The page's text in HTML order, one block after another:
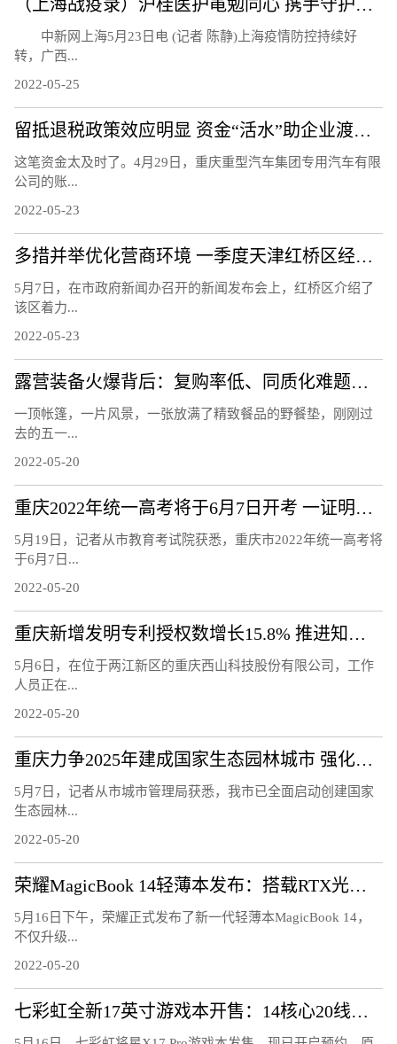
（上海战疫录）沪桂医护黾勉同心 携手守护亚定点医院患者
中新网上海5月23日电 (记者 陈静)上海疫情防控持续好
转，广西...
2022-05-25
留抵退税政策效应明显 资金“活水”助企业渡难关
这笔资金太及时了。4月29日，重庆重型汽车集团专用汽车有限
公司的账...
2022-05-23
多措并举优化营商环境 一季度天津红桥区经济实现平稳增长
5月7日，在市政府新闻办召开的新闻发布会上，红桥区介绍了
该区着力...
2022-05-23
露营装备火爆背后：复购率低、同质化难题待解
一顶帐篷，一片风景，一张放满了精致餐品的野餐垫，刚刚过
去的五一...
2022-05-20
重庆2022年统一高考将于6月7日开考 一证明两码入场考试
5月19日，记者从市教育考试院获悉，重庆市2022年统一高考将
于6月7日...
2022-05-20
重庆新增发明专利授权数增长15.8% 推进知识产权强市建设
5月6日，在位于两江新区的重庆西山科技股份有限公司，工作
人员正在...
2022-05-20
重庆力争2025年建成国家生态园林城市 强化城市生态宜居性
5月7日，记者从市城市管理局获悉，我市已全面启动创建国家
生态园林...
2022-05-20
荣耀MagicBook 14轻薄本发布：搭载RTX光追显卡
5月16日下午，荣耀正式发布了新一代轻薄本MagicBook 14，
不仅升级...
2022-05-20
七彩虹全新17英寸游戏本开售：14核心20线程、2K电竞屏